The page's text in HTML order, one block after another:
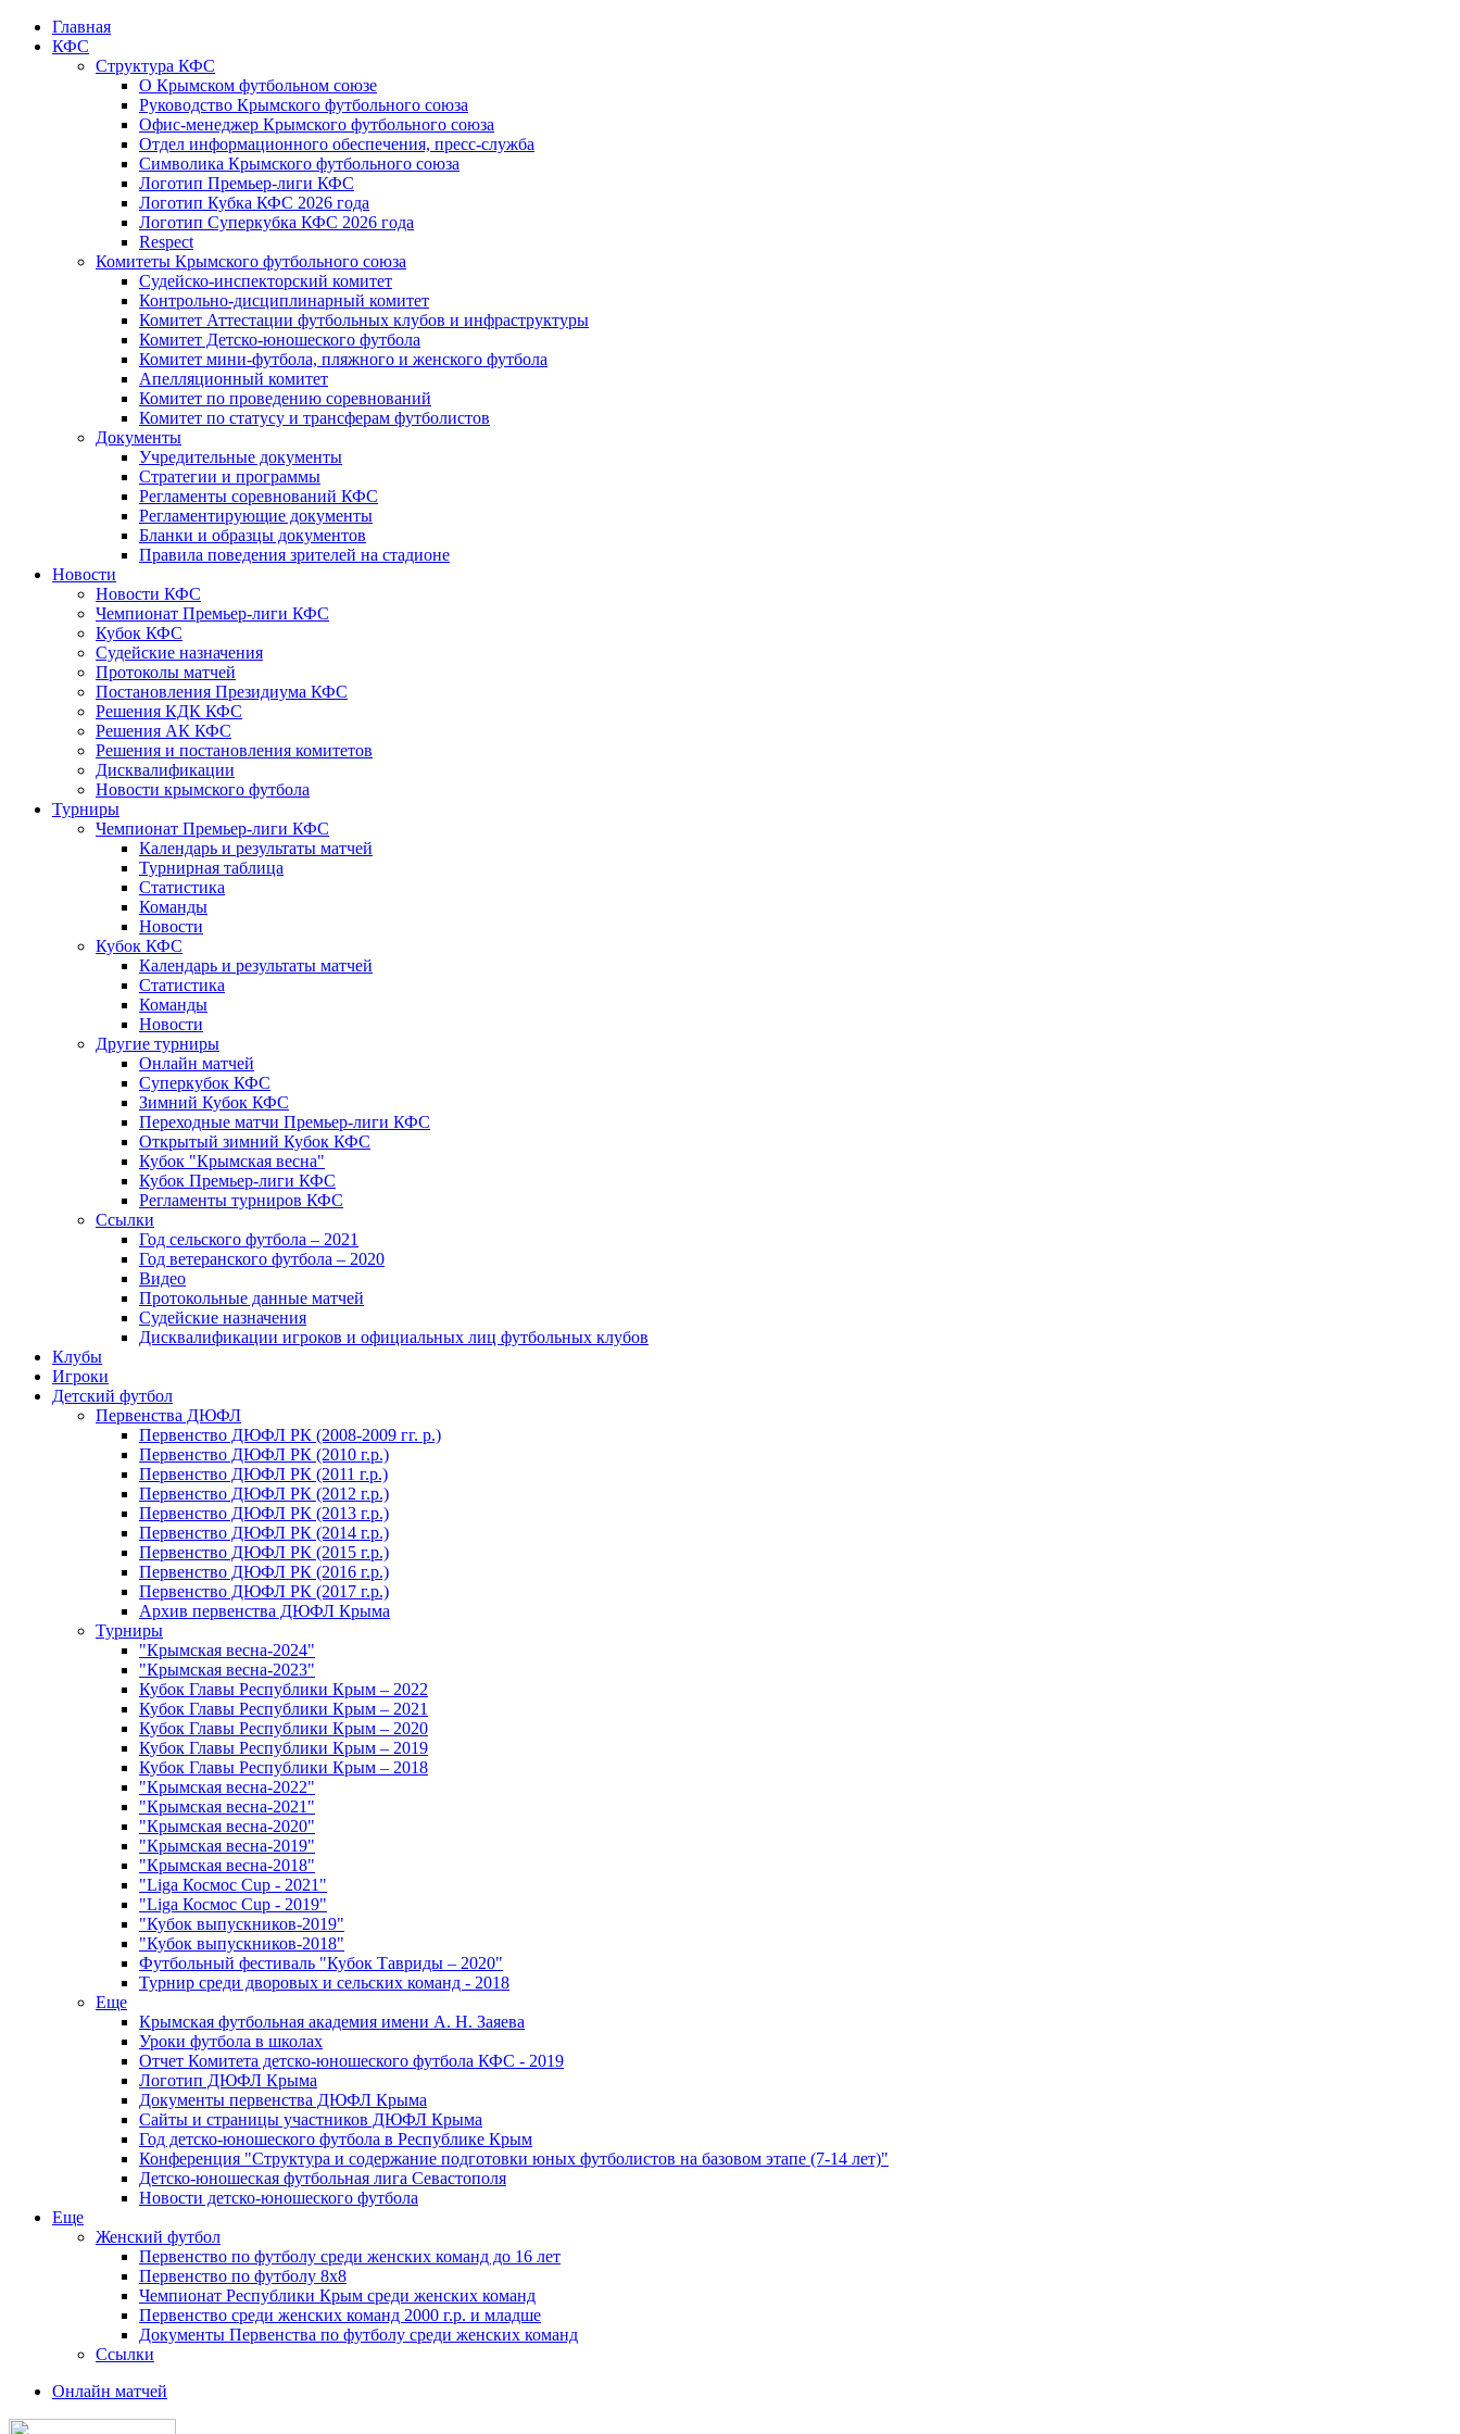
Главная
КФС
Структура КФС
О Крымском футбольном союзе
Руководство Крымского футбольного союза
Офис-менеджер Крымского футбольного союза
Отдел информационного обеспечения, пресс-служба
Символика Крымского футбольного союза
Логотип Премьер-лиги КФС
Логотип Кубка КФС 2026 года
Логотип Суперкубка КФС 2026 года
Respect
Комитеты Крымского футбольного союза
Судейско-инспекторский комитет
Контрольно-дисциплинарный комитет
Комитет Аттестации футбольных клубов и инфраструктуры
Комитет Детско-юношеского футбола
Комитет мини-футбола, пляжного и женского футбола
Апелляционный комитет
Комитет по проведению соревнований
Комитет по статусу и трансферам футболистов
Документы
Учредительные документы
Стратегии и программы
Регламенты соревнований КФС
Регламентирующие документы
Бланки и образцы документов
Правила поведения зрителей на стадионе
Новости
Новости КФС
Чемпионат Премьер-лиги КФС
Кубок КФС
Судейские назначения
Протоколы матчей
Постановления Президиума КФС
Решения КДК КФС
Решения АК КФС
Решения и постановления комитетов
Дисквалификации
Новости крымского футбола
Турниры
Чемпионат Премьер-лиги КФС
Календарь и результаты матчей
Турнирная таблица
Статистика
Команды
Новости
Кубок КФС
Календарь и результаты матчей
Статистика
Команды
Новости
Другие турниры
Онлайн матчей
Суперкубок КФС
Зимний Кубок КФС
Переходные матчи Премьер-лиги КФС
Открытый зимний Кубок КФС
Кубок "Крымская весна"
Кубок Премьер-лиги КФС
Регламенты турниров КФС
Ссылки
Год сельского футбола – 2021
Год ветеранского футбола – 2020
Видео
Протокольные данные матчей
Судейские назначения
Дисквалификации игроков и официальных лиц футбольных клубов
Клубы
Игроки
Детский футбол
Первенства ДЮФЛ
Первенство ДЮФЛ РК (2008-2009 гг. р.)
Первенство ДЮФЛ РК (2010 г.р.)
Первенство ДЮФЛ РК (2011 г.р.)
Первенство ДЮФЛ РК (2012 г.р.)
Первенство ДЮФЛ РК (2013 г.р.)
Первенство ДЮФЛ РК (2014 г.р.)
Первенство ДЮФЛ РК (2015 г.р.)
Первенство ДЮФЛ РК (2016 г.р.)
Первенство ДЮФЛ РК (2017 г.р.)
Архив первенства ДЮФЛ Крыма
Турниры
"Крымская весна-2024"
"Крымская весна-2023"
Кубок Главы Республики Крым – 2022
Кубок Главы Республики Крым – 2021
Кубок Главы Республики Крым – 2020
Кубок Главы Республики Крым – 2019
Кубок Главы Республики Крым – 2018
"Крымская весна-2022"
"Крымская весна-2021"
"Крымская весна-2020"
"Крымская весна-2019"
"Крымская весна-2018"
"Liga Космос Cup - 2021"
"Liga Космос Cup - 2019"
"Кубок выпускников-2019"
"Кубок выпускников-2018"
Футбольный фестиваль "Кубок Тавриды – 2020"
Турнир среди дворовых и сельских команд - 2018
Еще
Крымская футбольная академия имени А. Н. Заяева
Уроки футбола в школах
Отчет Комитета детско-юношеского футбола КФС - 2019
Логотип ДЮФЛ Крыма
Документы первенства ДЮФЛ Крыма
Сайты и страницы участников ДЮФЛ Крыма
Год детско-юношеского футбола в Республике Крым
Конференция "Структура и содержание подготовки юных футболистов на базовом этапе (7-14 лет)"
Детско-юношеская футбольная лига Севастополя
Новости детско-юношеского футбола
Еще
Женский футбол
Первенство по футболу среди женских команд до 16 лет
Первенство по футболу 8х8
Чемпионат Республики Крым среди женских команд
Первенство среди женских команд 2000 г.р. и младше
Документы Первенства по футболу среди женских команд
Ссылки
Онлайн матчей